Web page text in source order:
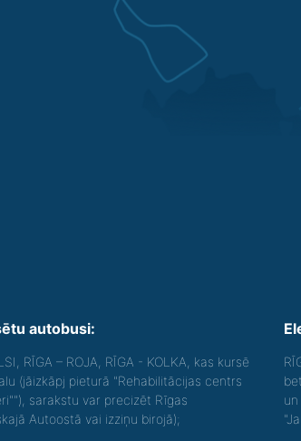
autobusi:
RĪGA – ROJA, RĪGA - KOLKA, kas kursē
(jāizkāpj pieturā "Rehabilitācijas centrs
sarakstu var precizēt Rīgas
Autoostā vai izziņu birojā);